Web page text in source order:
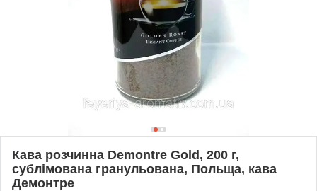
Кава розчинна Demontre Gold, 200 г,
сублімована гранульована, Польща, кава
Демонтре